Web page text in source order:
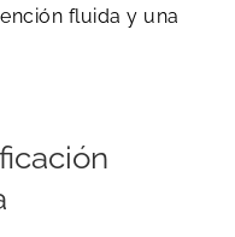
fluida y una